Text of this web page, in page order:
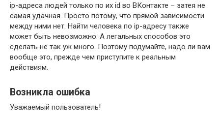
ip-адреса людей только по их id во ВКонтакте – затея не
самая удачная. Просто потому, что прямой зависимости
между ними нет. Найти человека по ip-адресу также
может быть невозможно. А легальных способов это
сделать не так уж много. Поэтому подумайте, надо ли вам
вообще это, прежде чем приступите к реальным
действиям.
Возникла ошибка
Уважаемый пользователь!